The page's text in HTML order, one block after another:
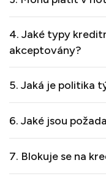
4. Jaké typy
akceptovány?
5. Jaká je politika
6. Jaké jsou
7. Blokuje se na